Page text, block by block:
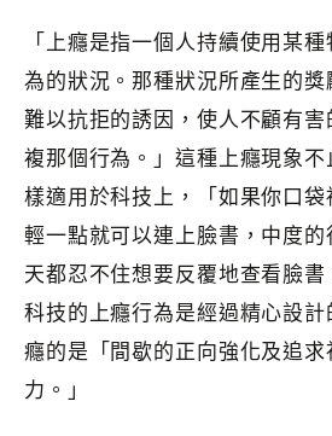
「上癮是指一個人持續使用某
為的狀況。那種狀況所產生的
難以抗拒的誘因，使人不顧有
複那個行為。」這種上癮現象
樣適用於科技上，「如果你口
輕一點就可以連上臉書，中度
天都忍不住想要反覆地查看臉
科技的上癮行為是經過精心設
癮的是「間歇的正向強化及追求
力。」